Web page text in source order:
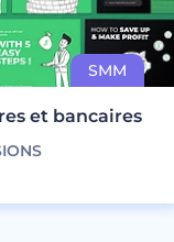
et bancaires